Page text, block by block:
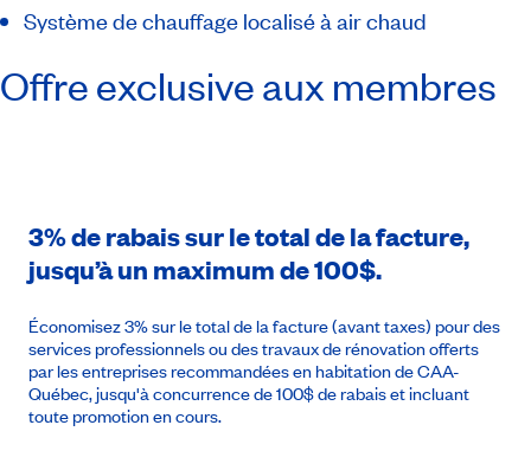
Système de chauffage localisé à air chaud
Offre exclusive aux membres
3% de rabais sur le total de la facture,
jusqu’à un maximum de 100$.
Économisez 3% sur le total de la facture (avant taxes) pour des
services professionnels ou des travaux de rénovation offerts
par les entreprises recommandées en habitation de CAA-
Québec, jusqu'à concurrence de 100$ de rabais et incluant
toute promotion en cours.